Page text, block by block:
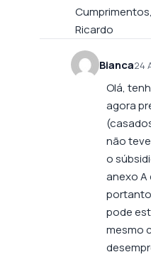
Cumprimentos,
Ricardo
Bianca24
Olá,
agora
não
o
anexo A
pode
mesmo